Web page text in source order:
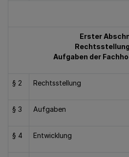
Erster
Aufgaben der
§ 2 Rechtsstellung
§ 3 Aufgaben
§ 4 Entwicklung